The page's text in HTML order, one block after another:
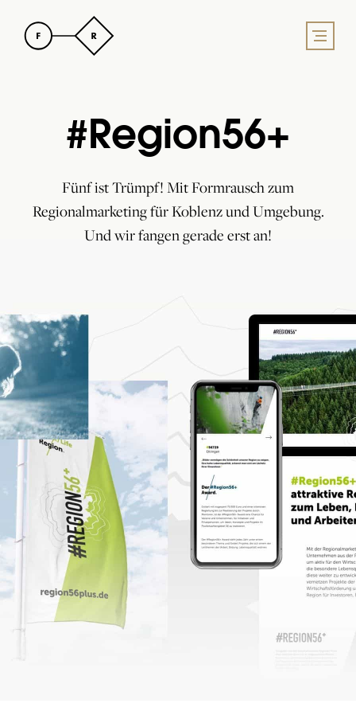
#Region56+
Fünf ist Trümpf! Mit Formrausch zum
Regionalmarketing für Koblenz und Umgebung.
Und wir fangen gerade erst an!